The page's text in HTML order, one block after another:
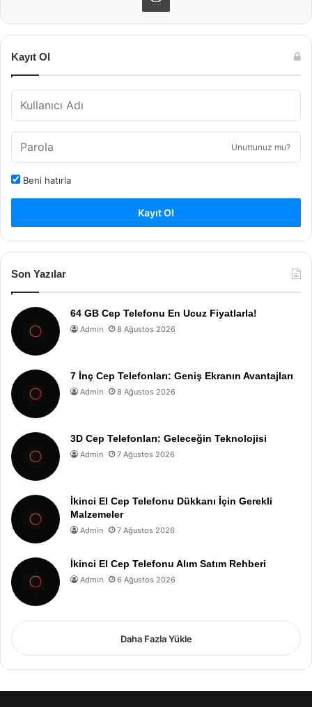
Kayıt Ol
Unuttunuz mu?
Beni hatırla
Kayıt Ol
Son Yazılar
64 GB Cep Telefonu En Ucuz Fiyatlarla!
Admin 8 Ağustos 2026
7 İnç Cep Telefonları: Geniş Ekranın Avantajları
Admin 8 Ağustos 2026
3D Cep Telefonları: Geleceğin Teknolojisi
Admin 7 Ağustos 2026
İkinci El Cep Telefonu Dükkanı İçin Gerekli
Malzemeler
Admin 7 Ağustos 2026
İkinci El Cep Telefonu Alım Satım Rehberi
Admin 6 Ağustos 2026
Daha Fazla Yükle